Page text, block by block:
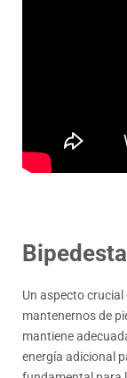
Un aspecto
mantenernos de
mantiene
energía adicional